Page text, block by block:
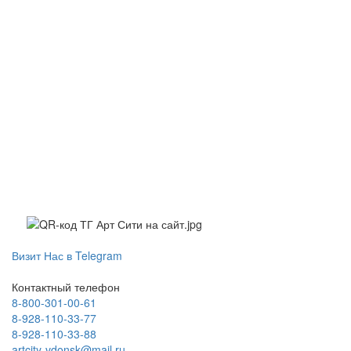
Всегда
свежие
ингредиенты
Визит Нас в Telegram
Контактный телефон
8-800-301-00-61
8-928-110-33-77
8-928-110-33-88